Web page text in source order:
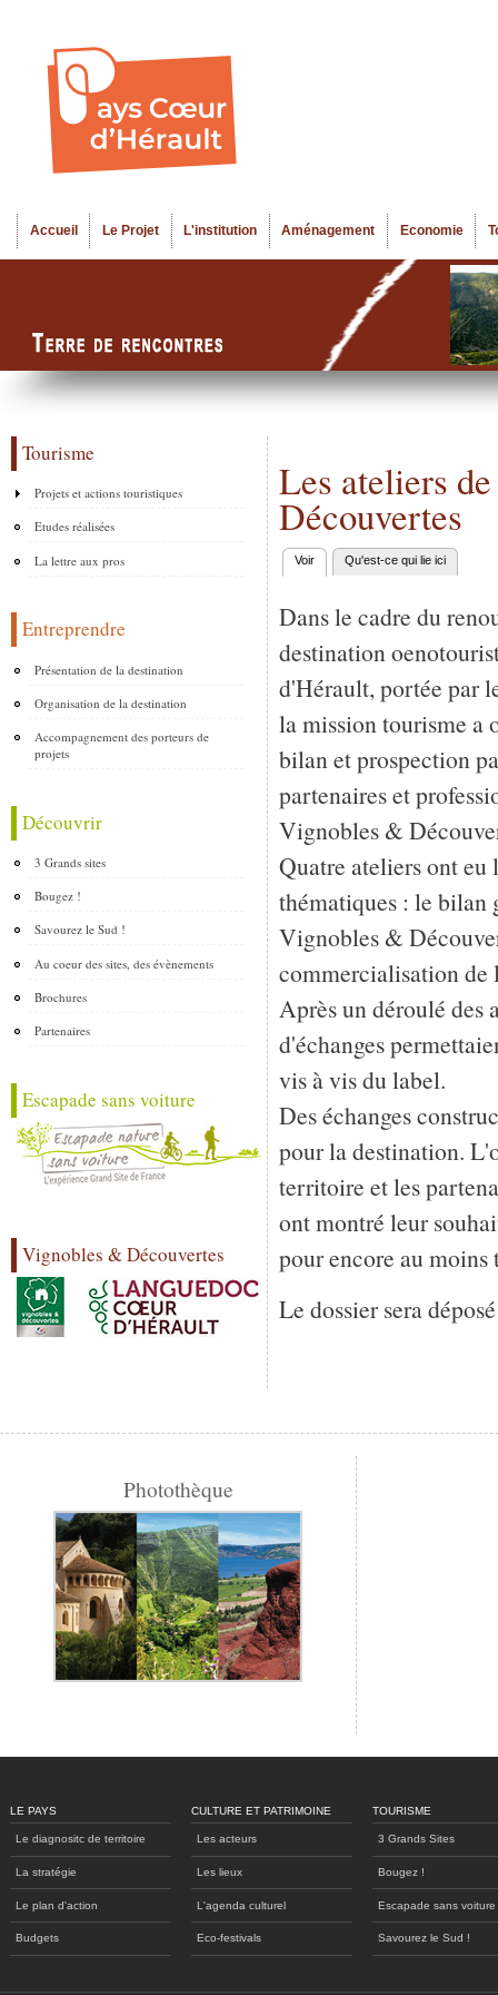
Menu principal
Accueil Le Projet L'institution Aménagement Economie
Tourisme
Projets et actions touristiques
Etudes réalisées
La lettre aux pros
Entreprendre
Présentation de la destination
Organisation de la destination
Accompagnement des porteurs de
projets
Découvrir
3 Grands sites
Bougez !
Savourez le Sud !
Au coeur des sites, des évènements
Brochures
Partenaires
Escapade sans voiture
Vignobles & Découvertes
Les ateliers
Découvertes
Onglets principaux
Voir (onglet actif)
Qu'est-ce qui lie ici
Dans le cadre du
destination
d'Hérault, portée par
la mission tourisme a
bilan et prospection
partenaires et
Vignobles &
Quatre ateliers ont eu
thématiques : le bilan
Vignobles &
commercialisation
Après un déroulé des
d'échanges
vis à vis du label.
Des échanges
pour la destination.
territoire et les
ont montré leur
pour encore au moins
Le dossier sera
Photothèque
LE PAYS
Le diagnositc de territoire
La stratégie
Le plan d'action
Budgets
CULTURE ET PATRIMOINE
Les acteurs
Les lieux
L'agenda culturel
Eco-festivals
TOURISME
3 Grands Sites
Bougez !
Escapade sans voiture
Savourez le Sud !